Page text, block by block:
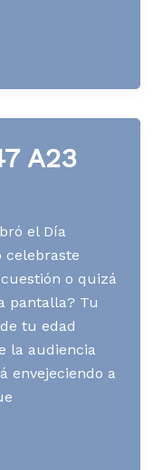
A23
el Día
celebraste
o quizá
pantalla? Tu
tu edad
la audiencia
envejeciendo a